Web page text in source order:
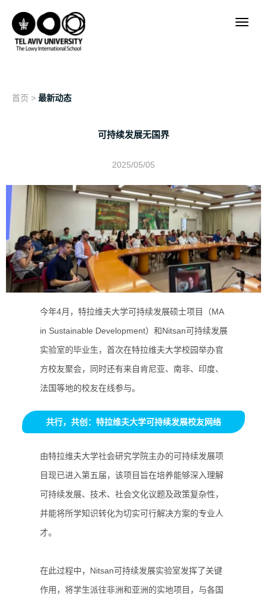
首页 > 最新动态
可持续发展无国界
2025/05/05
今年4月，特拉维夫大学可持续发展硕士项目（MA
in Sustainable Development）和Nitsan可持续发展
实验室的毕业生，首次在特拉维夫大学校园举办官
方校友聚会，同时还有来自肯尼亚、南非、印度、
法国等地的校友在线参与。
共行，共创：特拉维夫大学可持续发展校友网络
由特拉维夫大学社会研究学院主办的可持续发展项
目现已进入第五届，该项目旨在培养能够深入理解
可持续发展、技术、社会文化议题及政策复杂性，
并能将所学知识转化为切实可行解决方案的专业人
才。
在此过程中，Nitsan可持续发展实验室发挥了关键
作用，将学生派往非洲和亚洲的实地项目，与各国